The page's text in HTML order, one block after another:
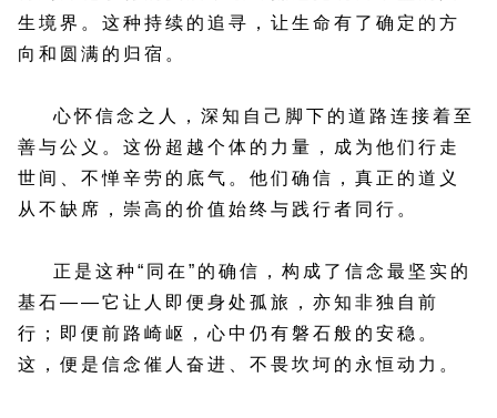
生境界。这种持续的追寻，让生命有了确定的方
向和圆满的归宿。
心怀信念之人，深知自己脚下的道路连接着至
善与公义。这份超越个体的力量，成为他们行走
世间、不惮辛劳的底气。他们确信，真正的道义
从不缺席，崇高的价值始终与践行者同行。
正是这种“同在”的确信，构成了信念最坚实的
基石——它让人即便身处孤旅，亦知非独自前
行；即便前路崎岖，心中仍有磐石般的安稳。
这，便是信念催人奋进、不畏坎坷的永恒动力。